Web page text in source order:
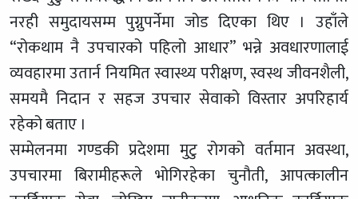
नरही समुदायसम्म पुग्नुपर्नेमा जोड दिएका थिए । उहाँले
“रोकथाम नै उपचारको पहिलो आधार” भन्ने अवधारणालाई
व्यवहारमा उतार्न नियमित स्वास्थ्य परीक्षण, स्वस्थ जीवनशैली,
समयमै निदान र सहज उपचार सेवाको विस्तार अपरिहार्य
रहेको बताए ।
सम्मेलनमा गण्डकी प्रदेशमा मुटु रोगको वर्तमान अवस्था,
उपचारमा बिरामीहरूले भोगिरहेका चुनौती, आपत्कालीन